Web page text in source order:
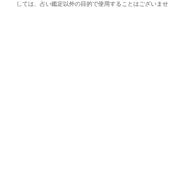
しては、占い鑑定以外の目的で使用することはございませ